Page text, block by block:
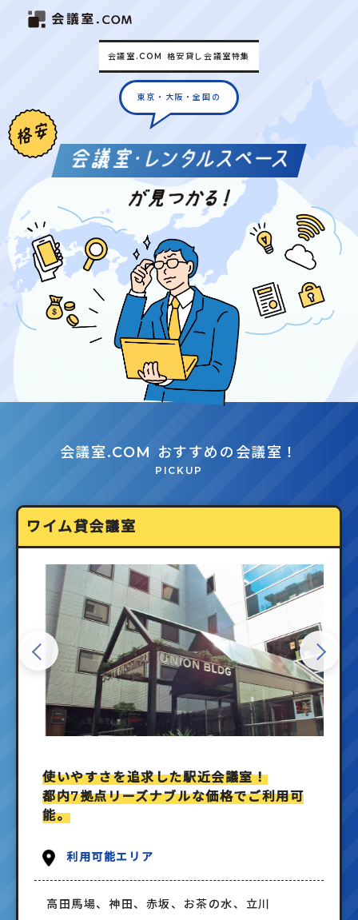
東京・大阪・全国の
会議室.COM 格安貸し会議室特集
会議室.COM おすすめの会議室！
PICKUP
ワイム貸会議室
使いやすさを追求した駅近会議室！
都内7拠点リーズナブルな価格でご利用可
能。
利用可能エリア
高田馬場、神田、赤坂、お茶の水、立川